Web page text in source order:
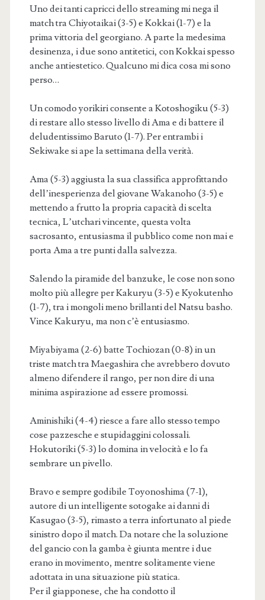
Uno dei tanti capricci dello streaming mi nega il
match tra Chiyotaikai (3-5) e Kokkai (1-7) e la
prima vittoria del georgiano. A parte la medesima
desinenza, i due sono antitetici, con Kokkai spesso
anche antiestetico. Qualcuno mi dica cosa mi sono
perso…
Un comodo yorikiri consente a Kotoshogiku (5-3)
di restare allo stesso livello di Ama e di battere il
deludentissimo Baruto (1-7). Per entrambi i
Sekiwake si ape la settimana della verità.
Ama (5-3) aggiusta la sua classifica approfittando
dell’inesperienza del giovane Wakanoho (3-5) e
mettendo a frutto la propria capacità di scelta
tecnica, L’utchari vincente, questa volta
sacrosanto, entusiasma il pubblico come non mai e
porta Ama a tre punti dalla salvezza.
Salendo la piramide del banzuke, le cose non sono
molto più allegre per Kakuryu (3-5) e Kyokutenho
(1-7), tra i mongoli meno brillanti del Natsu basho.
Vince Kakuryu, ma non c’è entusiasmo.
Miyabiyama (2-6) batte Tochiozan (0-8) in un
triste match tra Maegashira che avrebbero dovuto
almeno difendere il rango, per non dire di una
minima aspirazione ad essere promossi.
Aminishiki (4-4) riesce a fare allo stesso tempo
cose pazzesche e stupidaggini colossali.
Hokutoriki (5-3) lo domina in velocità e lo fa
sembrare un pivello.
Bravo e sempre godibile Toyonoshima (7-1),
autore di un intelligente sotogake ai danni di
Kasugao (3-5), rimasto a terra infortunato al piede
sinistro dopo il match. Da notare che la soluzione
del gancio con la gamba è giunta mentre i due
erano in movimento, mentre solitamente viene
adottata in una situazione più statica.
Per il giapponese, che ha condotto il